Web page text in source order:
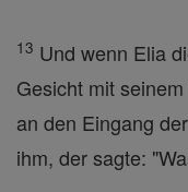
13 Und wenn Elia
Gesicht mit
an den Eingang
ihm, der sagte: